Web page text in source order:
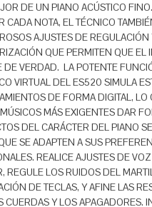
DE UN PIANO ACÚSTICO
CADA NOTA, EL TÉCNICO
AJUSTES DE REGULACIÓN
QUE PERMITEN QUE EL
DE VERDAD. LA POTENTE
VIRTUAL DEL ES520 SIMULA
DE FORMA DIGITAL, LO
MÁS EXIGENTES DAR
DEL CARÁCTER DEL PIANO
SE ADAPTEN A SUS
REALICE AJUSTES DE
REGULE LOS RUIDOS DEL
DE TECLAS, Y AFINE LAS
CUERDAS Y LOS APAGADORES.